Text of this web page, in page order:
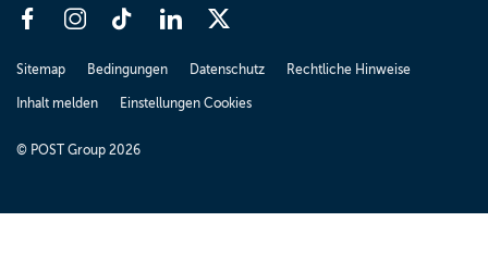
Sitemap Bedingungen Datenschutz Rechtliche Hinweise
Inhalt melden Einstellungen Cookies
© POST Group 2026